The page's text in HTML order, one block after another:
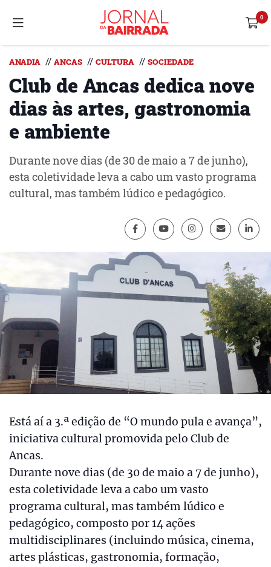
ANADIA // ANCAS // CULTURA // SOCIEDADE
Club de Ancas dedica nove
dias às artes, gastronomia
e ambiente
Durante nove dias (de 30 de maio a 7 de junho),
esta coletividade leva a cabo um vasto programa
cultural, mas também lúdico e pedagógico.
Está aí a 3.ª edição de “O mundo pula e avança”,
iniciativa cultural promovida pelo Club de
Ancas.
Durante nove dias (de 30 de maio a 7 de junho),
esta coletividade leva a cabo um vasto
programa cultural, mas também lúdico e
pedagógico, composto por 14 ações
multidisciplinares (incluindo música, cinema,
artes plásticas, gastronomia, formação,